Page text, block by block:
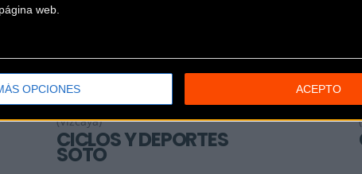
web.
OPCIONES ACEPTO
CICLOS PORTUGALETE
PORTUGALETE
(Vizcaya)
CICLOS Y DEPORTES
SOTO